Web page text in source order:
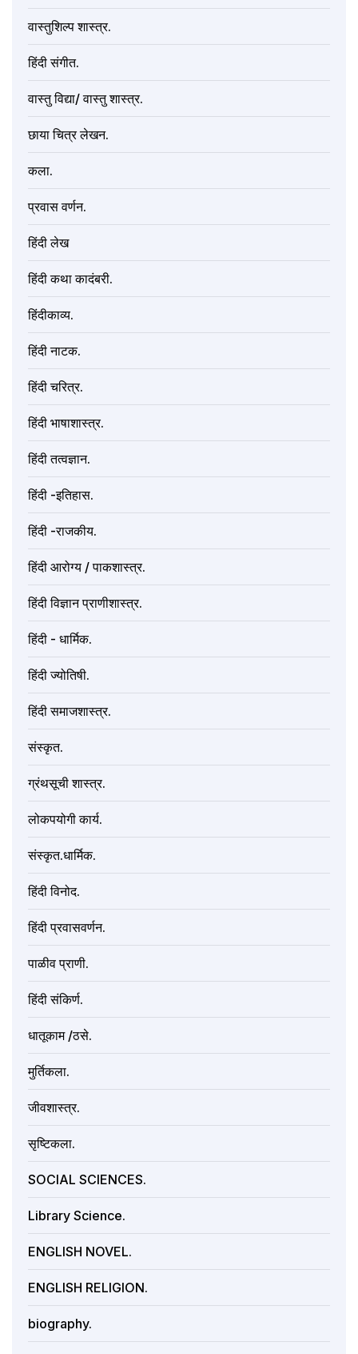
वास्तुशिल्प शास्त्र.
हिंदी संगीत.
वास्तु विद्या/ वास्तु शास्त्र.
छाया चित्र लेखन.
कला.
प्रवास वर्णन.
हिंदी लेख
हिंदी कथा कादंबरी.
हिंदीकाव्य.
हिंदी नाटक.
हिंदी चरित्र.
हिंदी भाषाशास्त्र.
हिंदी तत्वज्ञान.
हिंदी -इतिहास.
हिंदी -राजकीय.
हिंदी आरोग्य / पाकशास्त्र.
हिंदी विज्ञान प्राणीशास्त्र.
हिंदी - धार्मिक.
हिंदी ज्योतिषी.
हिंदी समाजशास्त्र.
संस्कृत.
ग्रंथसूची शास्त्र.
लोकपयोगी कार्य.
संस्कृत.धार्मिक.
हिंदी विनोद.
हिंदी प्रवासवर्णन.
पाळीव प्राणी.
हिंदी संकिर्ण.
धातूकाम /ठसे.
मुर्तिकला.
जीवशास्त्र.
सृष्टिकला.
SOCIAL SCIENCES.
Library Science.
ENGLISH NOVEL.
ENGLISH RELIGION.
biography.